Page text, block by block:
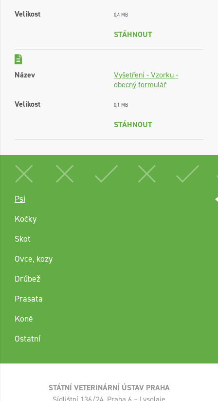
Velikost
0,4 MB
STÁHNOUT
Název
Vyšetření - Vzorku -
obecný formulář
Velikost
0,1 MB
STÁHNOUT
Psi
Kočky
Skot
Ovce, kozy
Drůbež
Prasata
Koně
Ostatní
STÁTNÍ VETERINÁRNÍ ÚSTAV PRAHA